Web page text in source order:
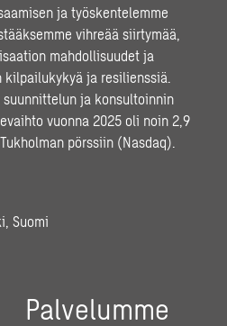
ja työskentelemme
vihreää siirtymää,
mahdollisuudet ja
kilpailukykyä ja resilienssiä.
suunnittelun ja konsultoinnin
vuonna 2025 oli noin 2,9
pörssiin (Nasdaq).
Suomi
Palvelumme